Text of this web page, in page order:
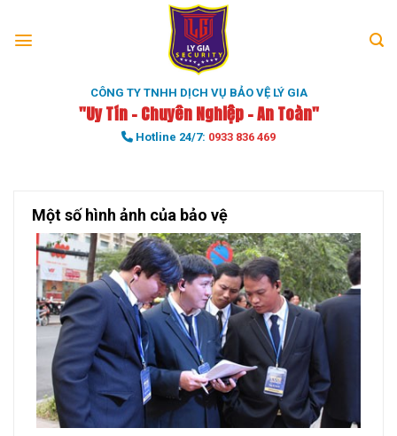
CÔNG TY TNHH DỊCH VỤ BẢO VỆ LÝ GIA
"Uy Tín - Chuyên Nghiệp - An Toàn"
Hotline 24/7: 0933 836 469
Một số hình ảnh của bảo vệ